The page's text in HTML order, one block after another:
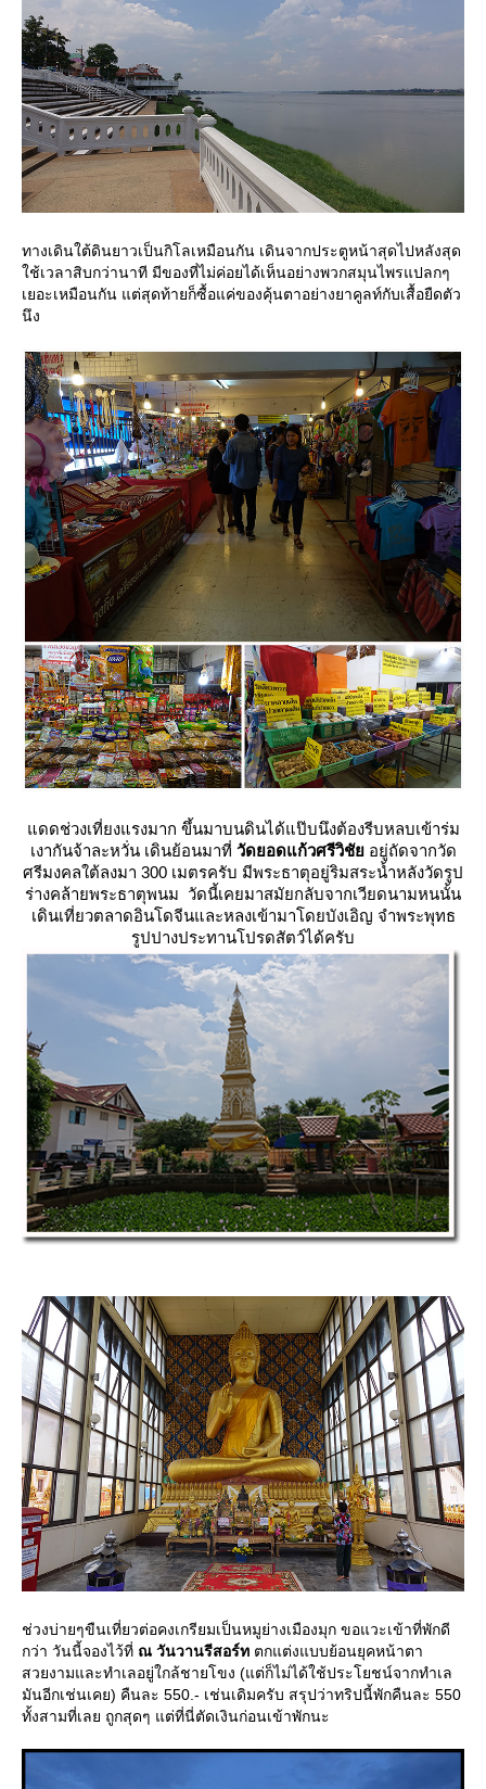
ทางเดินใต้ดินยาวเป็นกิโลเหมือนกัน เดินจากประตูหน้าสุดไปหลังสุด
ช้เวลาสิบกว่านาที มีของที่ไม่ค่อยได้เห็นอย่างพวกสมุนไพรแปลกๆ
เยอะเหมือนกัน แต่สุดท้ายก็ซื้อแค่ของคุ้นตาอย่างยาคูลท์กับเสื้อยืดตัว
นึง
ดดช่วงเที่ยงแรงมาก ขึ้นมาบนดินได้แป๊บนึงต้องรีบหลบเข้าร่ม
เงากันจ้าละหวั่น เดินย้อนมาที่ วัดยอดแก้วศรีวิชัอยู่ถัดจากวัด
ศรีมงคลใต้ลงมา 300 เมตรครับ มีพระธาตุอยู่ริมสระน้ำหลังวัดรูป
ร่างคล้ายพระธาตุพนม วัดนี้เคยมาสมัยกลับจากเวียดนามหนนั้น
เดินเที่ยวตลาดอินโดจีนและหลงเข้ามาโดยบังเอิญ จำพระพุทธ
รูปปางประทานโปรดสัตว์ได้ครับ
ช่วงบ่ายๆขืนเที่ยวต่อคงเกรียมเป็นหมูย่างเมืองมุก ขอแวะเข้าที่พักดี
กว่า วันนี้จองไว้ที่ ณ วันวานรีสอร์ท ตกแต่งแบบย้อนยุคหน้าตา
สวยงามและทำเลอยู่ใกล้ชายโขง (แต่ก็ไม่ได้ใช้ประโยชน์จากทำเล
มันอีกเช่นเคย) คืนละ 550.- เช่นเดิมครับ สรุปว่าทริปนี้พักคืนละ 550
ทั้งสามที่เลย ถูกสุดๆ แต่ที่นี่ตัดเงินก่อนเข้าพักนะ